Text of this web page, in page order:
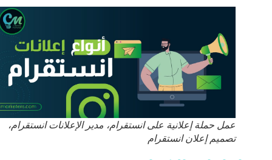
عمل حملة إعلانية على انستقرام، مدير الإعلانات انستقرام،
تصميم إعلان انستقرام